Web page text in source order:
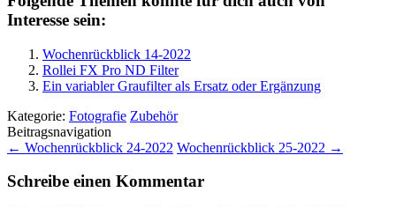
Interesse sein:
Wochenrückblick 14-2022
Rollei FX Pro ND Filter
Ein variabler Graufilter als Ersatz oder Ergänzung
Kategorie: Fotografie Zubehör
Beitragsnavigation
← Wochenrückblick 24-2022 Wochenrückblick 25-2022 →
Schreibe einen Kommentar